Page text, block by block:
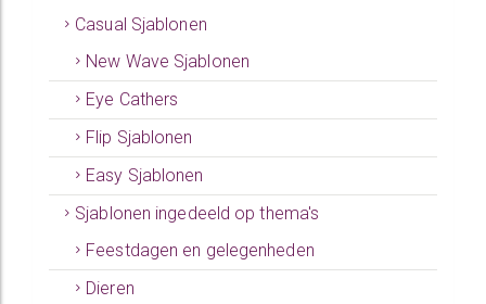
Casual Sjablonen
New Wave Sjablonen
Eye Cathers
Flip Sjablonen
Easy Sjablonen
Sjablonen ingedeeld op thema's
Feestdagen en gelegenheden
Dieren